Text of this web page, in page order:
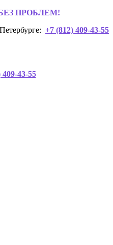
ПРОБЛЕМ!
+7 (812) 409-43-55
409-43-55